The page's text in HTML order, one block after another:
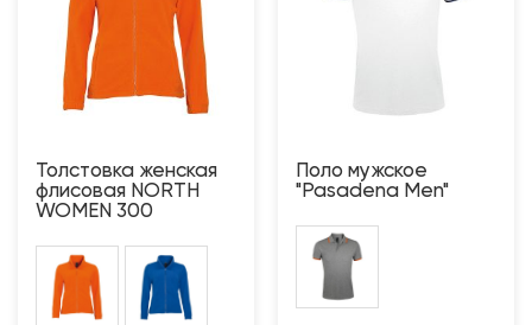
Толстовка женская
флисовая NORTH
WOMEN 300
Поло мужское
"Pasadena Men"